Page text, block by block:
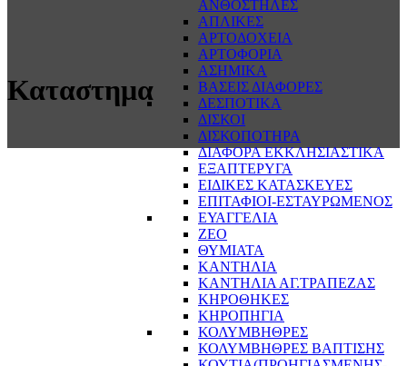
ΑΝΘΟΣΤΗΛΕΣ
ΑΠΛΙΚΕΣ
ΑΡΤΟΔΟΧΕΙΑ
ΑΡΤΟΦΟΡΙΑ
ΑΣΗΜΙΚΑ
ΒΑΣΕΙΣ ΔΙΑΦΟΡΕΣ
ΔΕΣΠΟΤΙΚΑ
ΔΙΣΚΟΙ
ΔΙΣΚΟΠΟΤΗΡΑ
ΔΙΑΦΟΡΑ ΕΚΚΛΗΣΙΑΣΤΙΚΑ
ΕΞΑΠΤΕΡΥΓΑ
ΕΙΔΙΚΕΣ ΚΑΤΑΣΚΕΥΕΣ
ΕΠΙΤΑΦΙΟΙ-ΕΣΤΑΥΡΩΜΕΝΟΣ
ΕΥΑΓΓΕΛΙΑ
ΖΕΟ
ΘΥΜΙΑΤΑ
ΚΑΝΤΗΛΙΑ
ΚΑΝΤΗΛΙΑ ΑΓ.ΤΡΑΠΕΖΑΣ
ΚΗΡΟΘΗΚΕΣ
ΚΗΡΟΠΗΓΙΑ
ΚΟΛΥΜΒΗΘΡΕΣ
ΚΟΛΥΜΒΗΘΡΕΣ ΒΑΠΤΙΣΗΣ
Καταστημα